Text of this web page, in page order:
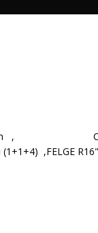
km ,
,FELGE